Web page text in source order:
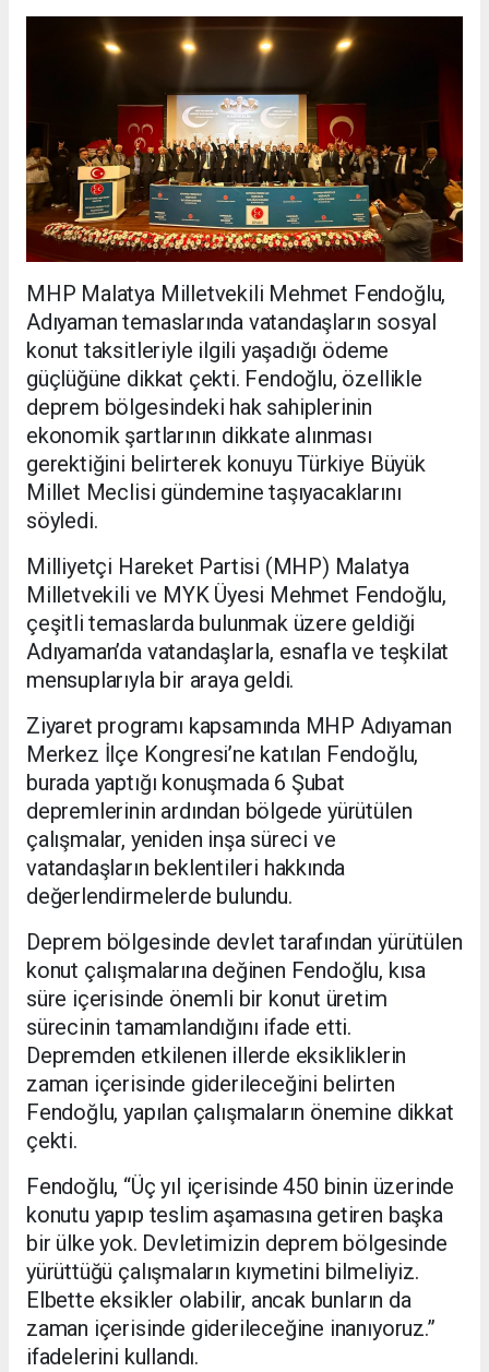
MHP Malatya Milletvekili Mehmet Fendoğlu,
Adıyaman temaslarında vatandaşların sosyal
konut taksitleriyle ilgili yaşadığı ödeme
güçlüğüne dikkat çekti. Fendoğlu, özellikle
deprem bölgesindeki hak sahiplerinin
ekonomik şartlarının dikkate alınması
gerektiğini belirterek konuyu Türkiye Büyük
Millet Meclisi gündemine taşıyacaklarını
söyledi.
Milliyetçi Hareket Partisi (MHP) Malatya
Milletvekili ve MYK Üyesi Mehmet Fendoğlu,
çeşitli temaslarda bulunmak üzere geldiği
Adıyaman’da vatandaşlarla, esnafla ve teşkilat
mensuplarıyla bir araya geldi.
Ziyaret programı kapsamında MHP Adıyaman
Merkez İlçe Kongresi’ne katılan Fendoğlu,
burada yaptığı konuşmada 6 Şubat
depremlerinin ardından bölgede yürütülen
çalışmalar, yeniden inşa süreci ve
vatandaşların beklentileri hakkında
değerlendirmelerde bulundu.
Deprem bölgesinde devlet tarafından yürütülen
konut çalışmalarına değinen Fendoğlu, kısa
süre içerisinde önemli bir konut üretim
sürecinin tamamlandığını ifade etti.
Depremden etkilenen illerde eksikliklerin
zaman içerisinde giderileceğini belirten
Fendoğlu, yapılan çalışmaların önemine dikkat
çekti.
Fendoğlu, “Üç yıl içerisinde 450 binin üzerinde
konutu yapıp teslim aşamasına getiren başka
bir ülke yok. Devletimizin deprem bölgesinde
yürüttüğü çalışmaların kıymetini bilmeliyiz.
Elbette eksikler olabilir, ancak bunların da
zaman içerisinde giderileceğine inanıyoruz.”
ifadelerini kullandı.